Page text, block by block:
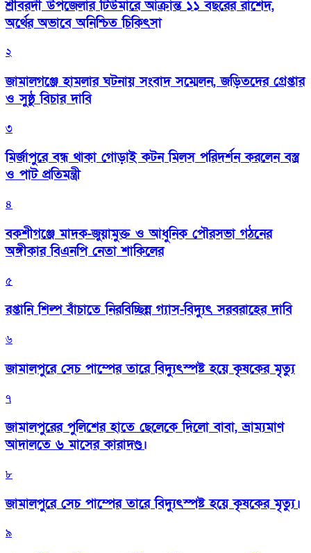
শ্রীবরদী উপজেলার টিউমারে আক্রান্ত ১১ বছরের রাশেদ,
অর্থের অভাবে অনিশ্চিত চিকিৎসা
২
জামালগঞ্জে হামলার ঘটনায় সংবাদ সম্মেলন, জড়িতদের গ্রেপ্তার
ও সুষ্ঠু বিচার দাবি
৩
মির্জাপুরে বন্ধ থাকা গোড়াই কটন মিলস পরিদর্শন করলেন বস্ত্র
ও পাট প্রতিমন্ত্রী
৪
বকশীগঞ্জে মাদক-জুয়ামুক্ত ও আধুনিক পৌরসভা গঠনের
অঙ্গীকার বিএনপি নেতা শাকিলের
৫
রপ্তানি শিল্প বাঁচাতে নিরবিচ্ছিন্ন গ্যাস-বিদ্যুৎ সরবরাহের দাবি
৬
জামালপুরে সেচ পাম্পের তারে বিদ্যুৎস্পষ্ট হয়ে কৃষকের মৃত্যু
৭
জামালপুরের পুলিশের হাতে ছেলেকে দিলো বাবা, ভ্রাম্যমাণ
আদালতে ৬ মাসের কারাদণ্ড।
৮
জামালপুরে সেচ পাম্পের তারে বিদ্যুৎস্পষ্ট হয়ে কৃষকের মৃত্যু।
৯